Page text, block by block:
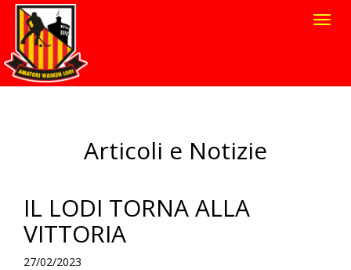
Articoli e Notizie
IL LODI TORNA ALLA
VITTORIA
27/02/2023